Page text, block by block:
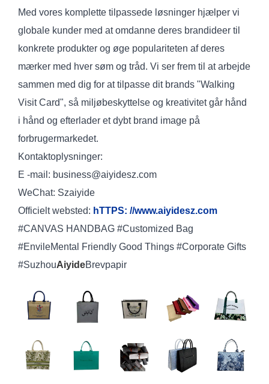
Med vores komplette tilpassede løsninger hjælper vi
globale kunder med at omdanne deres brandideer til
konkrete produkter og øge populariteten af deres
mærker med hver søm og tråd. Vi ser frem til at arbejde
sammen med dig for at tilpasse dit brands "Walking
Visit Card", så miljøbeskyttelse og kreativitet går hånd
i hånd og efterlader et dybt brand image på
forbrugermarkedet.
Kontaktoplysninger:
E -mail: business@aiyidesz.com
WeChat: Szaiyide
Officielt websted: hTTPS: //www.aiyidesz.com
#CANVAS HANDBAG #Customized Bag
#EnvileMental Friendly Good Things #Corporate Gifts
#SuzhouAiyideBrevpapir